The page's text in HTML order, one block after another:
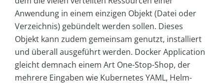
Anwendung in einem einzigen Objekt (Datei oder
Verzeichnis) gebündelt werden sollen. Dieses
Objekt kann zudem gemeinsam genutzt, installiert
und überall ausgeführt werden. Docker Application
gleicht demnach einem Art One-Stop-Shop, der
mehrere Eingaben wie Kubernetes YAML, Helm-